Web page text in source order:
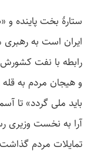
ایران است به
رابطه با نفت
و هیجان مردم به
باید ملی گردد» تا
آرا به نخست وزیری
تمایلات مردم